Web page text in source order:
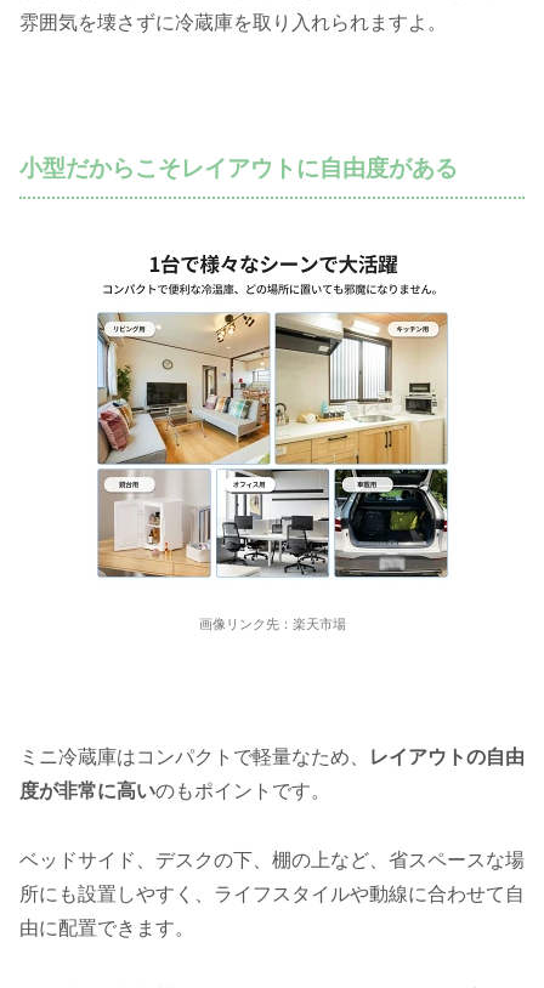
雰囲気を壊さずに冷蔵庫を取り入れられますよ。
小型だからこそレイアウトに自由度がある
画像リンク先：楽天市場
ミニ冷蔵庫はコンパクトで軽量なため、
レイアウトの自由
度が非常に高いのもポイントです。
ベッドサイド、デスクの下、棚の上など、省スペースな場
所にも設置しやすく、ライフスタイルや動線に合わせて自
由に配置できます。